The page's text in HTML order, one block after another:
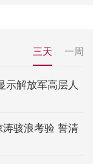
三天 一周
示解放军高层人
骇浪考验 誓清